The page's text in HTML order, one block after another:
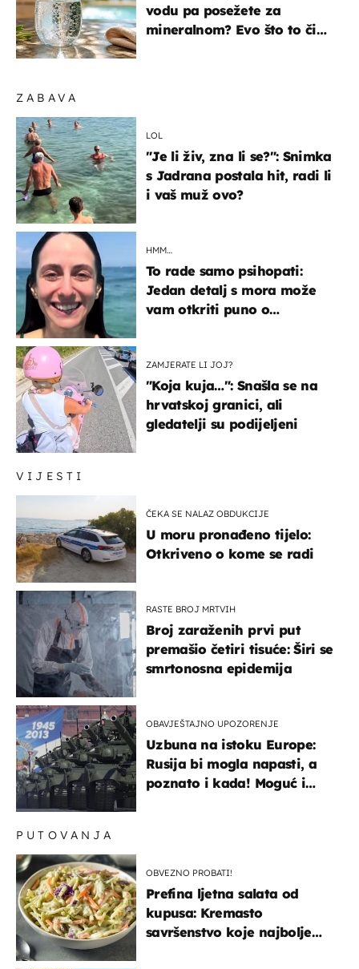
VIJESTI
ČEKA SE NALAZ OBDUKCIJE
U moru pronađeno tijelo:
Otkriveno o kome se radi
RASTE BROJ MRTVIH
Broj zaraženih prvi put
premašio četiri tisuće: Širi se
smrtonosna epidemija
OBAVJEŠTAJNO UPOZORENJE
Uzbuna na istoku Europe:
Rusija bi mogla napasti, a
poznato i kada! Moguć i
ZABAVA
LOL
"Je li živ, zna li se?": Snimka
s Jadrana postala hit, radi li
i vaš muž ovo?
HMM…
To rade samo psihopati:
Jedan detalj s mora može
vam otkriti puno o
ZAMJERATE LI JOJ?
"Koja kuja…": Snašla se na
hrvatskoj granici, ali
gledatelji su podijeljeni
PUTOVANJA
OBVEZNO PROBATI!
Prefina ljetna salata od
kupusa: Kremasto
savršenstvo koje najbolje
vodu pa posežete za
mineralnom? Evo što to čini